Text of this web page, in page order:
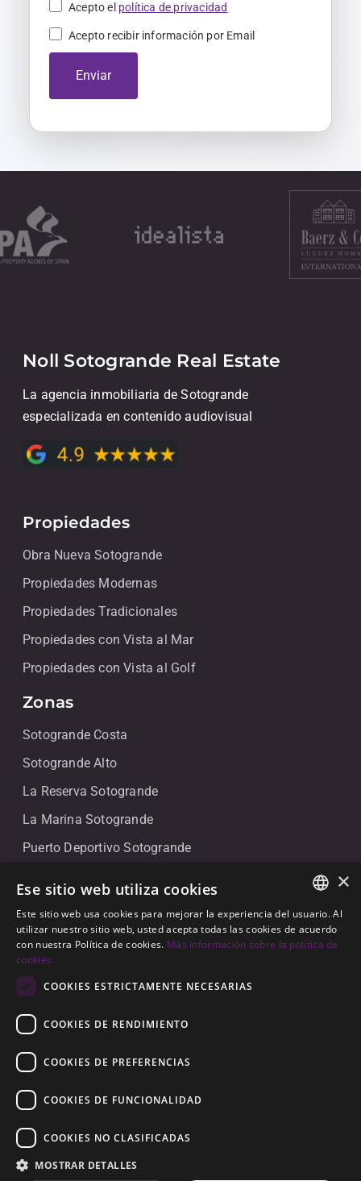
Acepto el política de privacidad
Acepto recibir información por Email
Enviar
Noll Sotogrande Real Estate
La agencia inmobiliaria de Sotogrande
especializada en contenido audiovisual
Propiedades
Obra Nueva Sotogrande
Propiedades Modernas
Propiedades Tradicionales
Propiedades con Vista al Mar
Propiedades con Vista al Golf
Zonas
Sotogrande Costa
Sotogrande Alto
La Reserva Sotogrande
La Marina Sotogrande
Puerto Deportivo Sotogrande
Contacto
+34 607 911 661
+34 856 091 709
Contáctanos
Galerias Paniagua Local 43 Avenida de Paniagua, s/n
11310 Sotogrande, Cádiz
ENGLISH
SPANISH
×
Ese sitio web utiliza cookies
Este sitio web usa cookies para mejorar la experiencia del usuario. Al
utilizar nuestro sitio web, usted acepta todas las cookies de acuerdo
con nuestra Política de cookies. Más información sobre la política de
cookies
COOKIES ESTRICTAMENTE NECESARIAS
COOKIES DE RENDIMIENTO
COOKIES DE PREFERENCIAS
COOKIES DE FUNCIONALIDAD
COOKIES NO CLASIFICADAS
MOSTRAR DETALLES